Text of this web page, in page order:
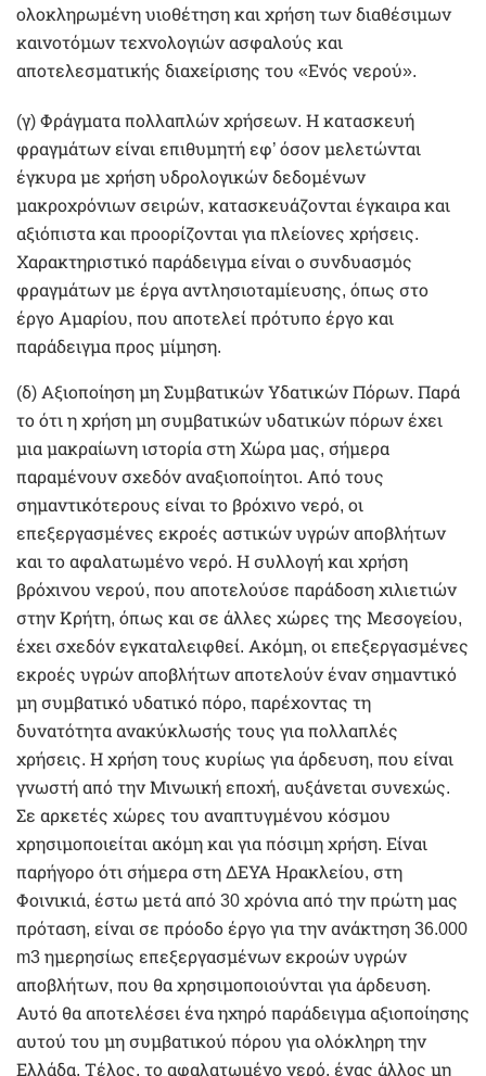
ολοκληρωμένη υιοθέτηση και χρήση των διαθέσιμων
καινοτόμων τεχνολογιών ασφαλούς και
αποτελεσματικής διαχείρισης του «Ενός νερού».
(γ) Φράγματα πολλαπλών χρήσεων. Η κατασκευή
φραγμάτων είναι επιθυμητή εφ’ όσον μελετώνται
έγκυρα με χρήση υδρολογικών δεδομένων
μακροχρόνιων σειρών, κατασκευάζονται έγκαιρα και
αξιόπιστα και προορίζονται για πλείονες χρήσεις.
Χαρακτηριστικό παράδειγμα είναι ο συνδυασμός
φραγμάτων με έργα αντλησιοταμίευσης, όπως στο
έργο Αμαρίου, που αποτελεί πρότυπο έργο και
παράδειγμα προς μίμηση.
(δ) Αξιοποίηση μη Συμβατικών Υδατικών Πόρων. Παρά
το ότι η χρήση μη συμβατικών υδατικών πόρων έχει
μια μακραίωνη ιστορία στη Χώρα μας, σήμερα
παραμένουν σχεδόν αναξιοποίητοι. Από τους
σημαντικότερους είναι το βρόχινο νερό, οι
επεξεργασμένες εκροές αστικών υγρών αποβλήτων
και το αφαλατωμένο νερό. Η συλλογή και χρήση
βρόχινου νερού, που αποτελούσε παράδοση χιλιετιών
στην Κρήτη, όπως και σε άλλες χώρες της Μεσογείου,
έχει σχεδόν εγκαταλειφθεί. Ακόμη, οι επεξεργασμένες
εκροές υγρών αποβλήτων αποτελούν έναν σημαντικό
μη συμβατικό υδατικό πόρο, παρέχοντας τη
δυνατότητα ανακύκλωσής τους για πολλαπλές
χρήσεις. Η χρήση τους κυρίως για άρδευση, που είναι
γνωστή από την Μινωική εποχή, αυξάνεται συνεχώς.
Σε αρκετές χώρες του αναπτυγμένου κόσμου
χρησιμοποιείται ακόμη και για πόσιμη χρήση. Είναι
παρήγορο ότι σήμερα στη ΔΕΥΑ Ηρακλείου, στη
Φοινικιά, έστω μετά από 30 χρόνια από την πρώτη μας
πρόταση, είναι σε πρόοδο έργο για την ανάκτηση 36.000
m3 ημερησίως επεξεργασμένων εκροών υγρών
αποβλήτων, που θα χρησιμοποιούνται για άρδευση.
Αυτό θα αποτελέσει ένα ηχηρό παράδειγμα αξιοποίησης
αυτού του μη συμβατικού πόρου για ολόκληρη την
Ελλάδα. Τέλος, το αφαλατωμένο νερό, ένας άλλος μη